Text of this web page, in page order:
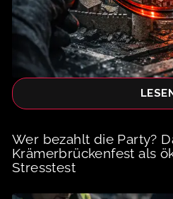
Wer bezahlt die Party?
Krämerbrückenfest als
Stresstest